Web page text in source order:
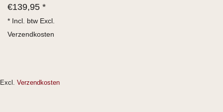
€139,95 *
* Incl. btw Excl.
Verzendkosten
Excl. Verzendkosten